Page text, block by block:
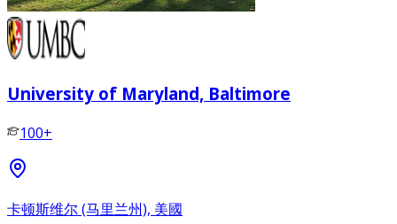
University of Maryland, Baltimore
100+
卡顿斯维尔 (马里兰州), 美國